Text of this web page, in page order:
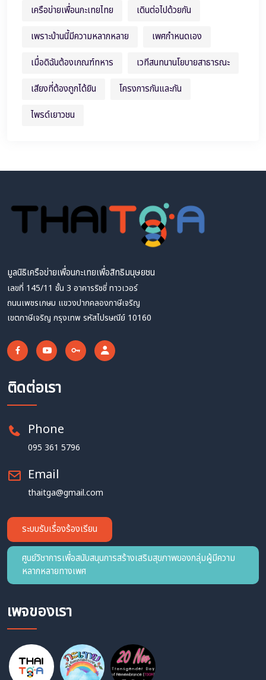
เครือข่ายเพื่อนกะเทยไทย
เดินต่อไปด้วยกัน
เพราะบ้านนี้มีความหลากหลาย
เพศกำหนดเอง
เมื่อดิฉันต้องเกณฑ์ทหาร
เวทีสนทนานโยบายสาธารณะ
เสียงที่ต้องถูกได้ยิน
โครงการกันและกัน
ไพรด์เยาวชน
มูลนิธิเครือข่ายเพื่อนกะเทยเพื่อสิทธิมนุษยชน
เลขที่ 145/11 ชั้น 3 อาคารริชชี่ ทาวเวอร์
ถนนเพชรเกษม แขวงปากคลองภาษีเจริญ
เขตภาษีเจริญ กรุงเทพ รหัสไปรษณีย์ 10160
ติดต่อเรา
Phone
095 361 5796
Email
thaitga@gmail.com
ระบบรับเรื่องร้องเรียน
ศูนย์วิชาการเพื่อสนับสนุนการสร้างเสริมสุขภาพของกลุ่มผู้มีความ
หลากหลายทางเพศ
เพจของเรา